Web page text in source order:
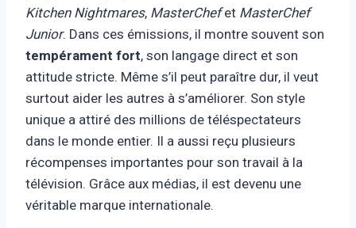
Kitchen Nightmares, MasterChefet MasterChef
Junior. Dans ces émissions, il montre souvent son
tempérament fort, son langage direct et son
attitude stricte. Même s’il peut paraître dur, il veut
surtout aider les autres à s’améliorer. Son style
unique a attiré des millions de téléspectateurs
dans le monde entier. Il a aussi reçu plusieurs
récompenses importantes pour son travail à la
télévision. Grâce aux médias, il est devenu une
véritable marque internationale.